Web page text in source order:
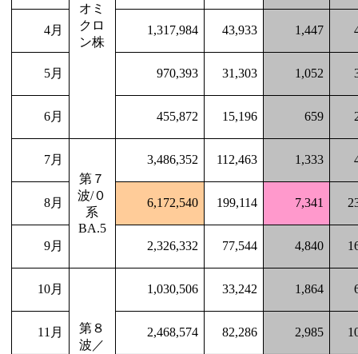
オミ
クロ
ン株
4月 1,317,984 43,933 1,447
5月 970,393 31,303 1,052
6月 455,872 15,196 659
7月
第７
波/０
系
BA.5
3,486,352 112,463 1,333
8月 6,172,540 199,114 7,341
9月 2,326,332 77,544 4,840
10月
第８
波／
1,030,506 33,242 1,864
11 月 2,468,574 82,286 2,985